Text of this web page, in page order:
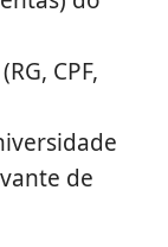
(RG, CPF,
de